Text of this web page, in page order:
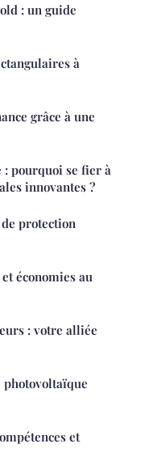
: un guide
à
grâce à une
pourquoi se fier à
innovantes ?
protection
économies au
: votre alliée
photovoltaïque
et